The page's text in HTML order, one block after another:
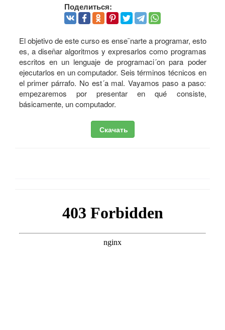
Поделиться:
El objetivo de este curso es ense˜narte a programar, esto
es, a diseñar algoritmos y expresarlos como programas
escritos en un lenguaje de programaci´on para poder
ejecutarlos en un computador. Seis términos técnicos en
el primer párrafo. No est´a mal. Vayamos paso a paso:
empezaremos por presentar en qué consiste,
básicamente, un computador.
Скачать